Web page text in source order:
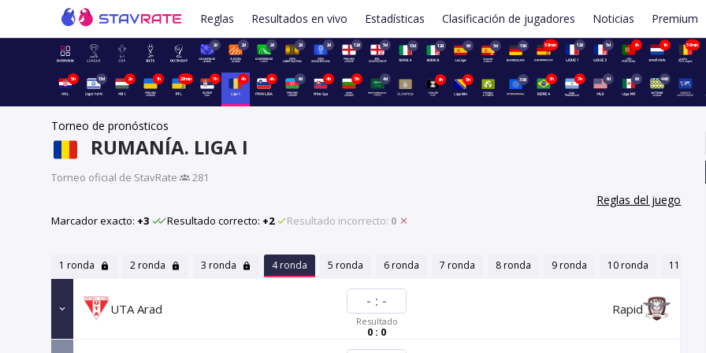
Reglas Resultados en vivo Estadísticas Clasificación de jugadores Noticias Premium
2d 2d 2d 2d 2d 12d 5d 13d 12d 6d 5d 19d 58min 12d 5d 6h 1h 58min
5h 13d 2h 1h 28min 7h 4h 4h 6d 4h 5h 4d 8h 5h 38d 3h 7h 6d 6d 46d
Torneo de pronósticos
RUMANÍA. LIGA I
Torneo oficial de StavRate· 281
Reglas del juego
Marcador exacto: +3 Resultado correcto: +2 Resultado incorrecto: 0
1 ronda 2 ronda 3 ronda 4 ronda 5 ronda 6 ronda 7 ronda 8 ronda 9 ronda 10 ronda 11
UTA Arad - : -
Resultado
0 : 0
Rapid